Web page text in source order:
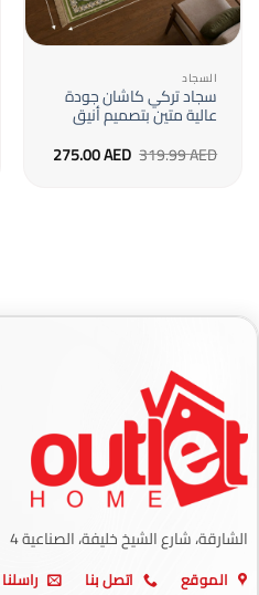
السجاد
سجاد تركي كاشان جودة
عالية متين بتصميم أنيق
319.99AED السعر
الأصلي275.00AED السعر
الحالي
الشارقة، شارع الشيخ خليفة، الصناعية 4
الموقع اتصل بنا راسلنا